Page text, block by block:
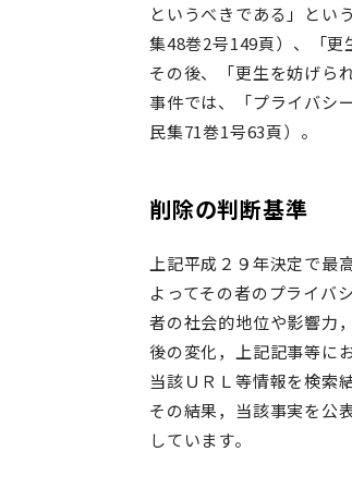
というべきである」とい
集48巻2号149頁）、「更
その後、「更生を妨げら
事件では、「プライバシ
民集71巻1号63頁）。
削除の判断基準
上記平成２９年決定で最
よってその者のプライバ
者の社会的地位や影響力
後の変化，上記記事等に
当該ＵＲＬ等情報を検索
その結果，当該事実を公
しています。